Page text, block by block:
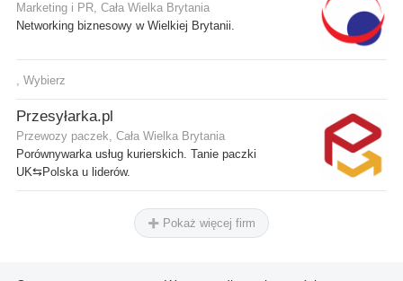
Marketing i PR, Cała Wielka Brytania
Networking biznesowy w Wielkiej Brytanii.
, Wybierz
Przesyłarka.pl
Przewozy paczek, Cała Wielka Brytania
Porównywarka usług kurierskich. Tanie paczki
UK⇆Polska u liderów.
Pokaż więcej firm